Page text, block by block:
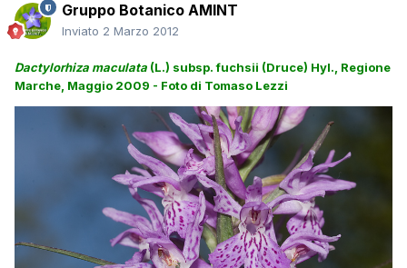
Gruppo Botanico AMINT
Inviato 2 Marzo 2012
Dactylorhiza maculata (L.) subsp. fuchsii (Druce) Hyl., Regione
Marche, Maggio 2009 - Foto di Tomaso Lezzi